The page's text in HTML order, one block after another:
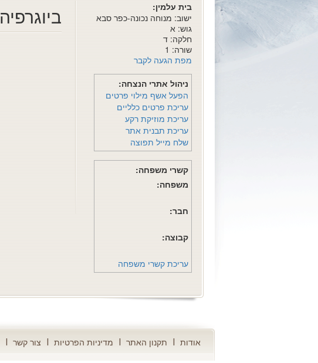
בית עלמין:
ישוב: מנוחה נכונה-כפר סבא
גוש: א
חלקה: ד
שורה: 1
מפת הגעה לקבר
ניהול אתרי הנצחה:
הפעל אשף מילוי פרטים
עריכת פרטים כלליים
עריכת מוזיקת רקע
עריכת תבנית אתר
שלח מייל תפוצה
קשרי משפחה:
משפחה:
חבר:
קבוצה:
עריכת קשרי משפחה
ביוגרפיה
אודות תקנון האתר מדיניות הפרטיות צור קשר